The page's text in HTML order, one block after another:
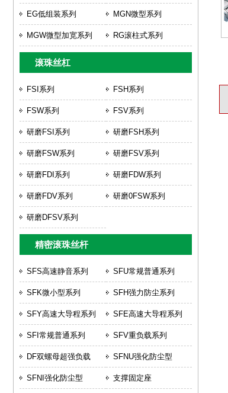
EG低组装系列 MGN微型系列
MGW微型加宽系列 RG滚柱式系列
滚珠丝杠
FSI系列 FSH系列
FSW系列 FSV系列
研磨FSI系列 研磨FSH系列
研磨FSW系列 研磨FSV系列
研磨FDI系列 研磨FDW系列
研磨FDV系列 研磨0FSW系列
研磨DFSV系列
精密滚珠丝杆
SFS高速静音系列 SFU常规普通系列
SFK微小型系列 SFH强力防尘系列
SFY高速大导程系列 SFE高速大导程系列
SFI常规普通系列 SFV重负载系列
DF双螺母超强负载 SFNU强化防尘型
SFNI强化防尘型 支撑固定座